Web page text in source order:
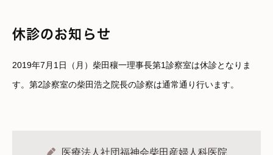
休診のお知らせ
2019年7月1日（月）柴田穰一理事長第1診察室は休診となりま
す。第2診察室の柴田浩之院長の診察は通常通り行います。
医療法人社団福神会柴田産婦人科医院